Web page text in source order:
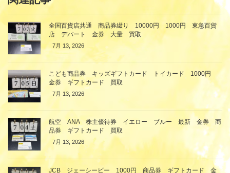
全国百貨店共通 商品券綴り 10000円 1000円 東急百貨
店 デパート 金券 大量 買取
7月 13, 2026
こども商品券 キッズギフトカード トイカード 1000円
金券 ギフトカード 買取
7月 13, 2026
航空 ANA 株主優待券 イエロー ブルー 最新 金券 商
品券 ギフトカード 買取
7月 13, 2026
JCB ジェーシービー 1000円 商品券 ギフトカード 金